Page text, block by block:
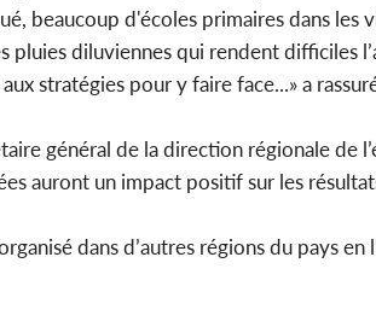
beaucoup d'écoles primaires dans
pluies diluviennes qui rendent difficiles
stratégies pour y faire face...» a
général de la direction régionale de
auront un impact positif sur les
dans d’autres régions du pays